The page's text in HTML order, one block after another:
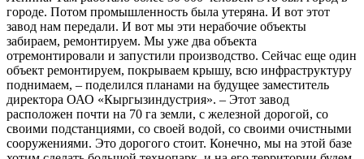
городе. Потом промышленность была утеряна. И вот этот
завод нам передали. И вот мы эти нерабочие объекты
забираем, ремонтируем. Мы уже два объекта
отремонтировали и запустили производство. Сейчас еще один
объект ремонтируем, покрываем крышу, всю инфраструктуру
поднимаем, – поделился планами на будущее заместитель
директора ОАО «Кыргызиндустрия». – Этот завод
расположен почти на 70 га земли, с железной дорогой, со
своими подстанциями, со своей водой, со своими очистными
сооружениями. Это дорогого стоит. Конечно, мы на этой базе